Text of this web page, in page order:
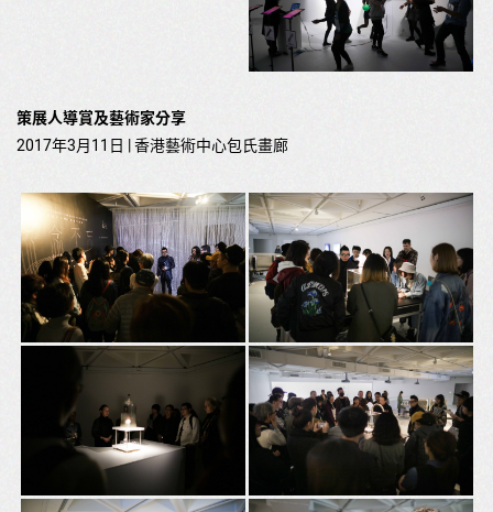
策展人導賞及藝術家分享
2017年3月11日 | 香港藝術中心包氏畫廊